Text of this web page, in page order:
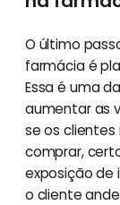
O último
farmácia é
Essa é uma
aumentar as
se os clientes
comprar,
exposição de
o cliente